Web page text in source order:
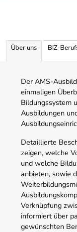
Über uns BIZ-
Der AMS-
einmaligen
Bildungssystem
Ausbildungen
Detaillierte
zeigen, welche
und welche
anbieten, sowie
Verknüpfung
informiert über
gewünschten